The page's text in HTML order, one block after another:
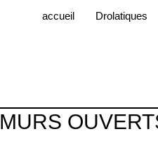
accueil Drolatiques
MURS